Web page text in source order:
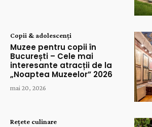
Copii & adolescenți
Muzee pentru copii în
București – Cele mai
interesante atracții de la
„Noaptea Muzeelor” 2026
mai 20, 2026
Rețete culinare